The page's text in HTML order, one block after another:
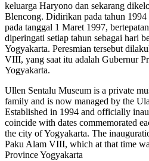
keluarga Haryono dan sekarang
Blencong. Didirikan pada tahun 1994
pada tanggal 1 Maret 1997,
diperingati setiap tahun sebagai hari
Yogyakarta. Peresmian tersebut
VIII, yang saat itu adalah Gubernur
Yogyakarta.
Ullen Sentalu Museum is a private
family and is now managed by the
Established in 1994 and officially
coincide with dates commemorated
the city of Yogyakarta. The
Paku Alam VIII, which at that time
Province Yogyakarta